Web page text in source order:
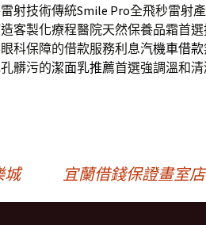
射技術傳統Smile Pro全飛秒雷射
客製化療程醫院天然保養品霜首
科保障的借款服務利息汽機車借款
髒污的潔面乳推薦首選強調溫和
城 宜蘭借錢保證畫室